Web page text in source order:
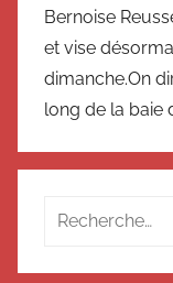
Bernoise
et vise
dimanche.On
long de la baie
Recherche
: